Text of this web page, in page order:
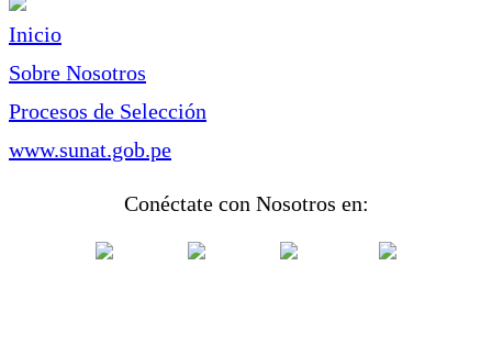
Inicio
Sobre Nosotros
Procesos de Selección
www.sunat.gob.pe
Conéctate con Nosotros en: